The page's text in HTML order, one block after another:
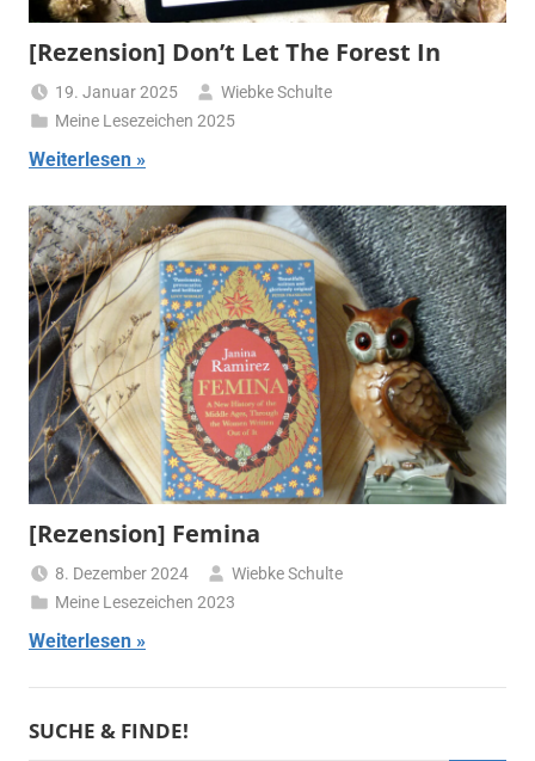
[Rezension] Don’t Let The Forest In
19. Januar 2025
Wiebke Schulte
Meine Lesezeichen 2025
Weiterlesen
[Rezension] Femina
8. Dezember 2024
Wiebke Schulte
Meine Lesezeichen 2023
Weiterlesen
SUCHE & FINDE!